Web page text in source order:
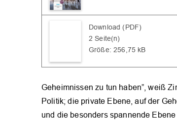
Download (PDF)
2 Seite(n)
Größe: 256,75 kB
Geheimnissen zu tun haben”, weiß
Politik; die private Ebene, auf der
und die besonders spannende